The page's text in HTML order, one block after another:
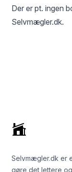
Der er pt. ingen
Selvmægler.dk.
Selvmægler.dk er
gøre det lettere